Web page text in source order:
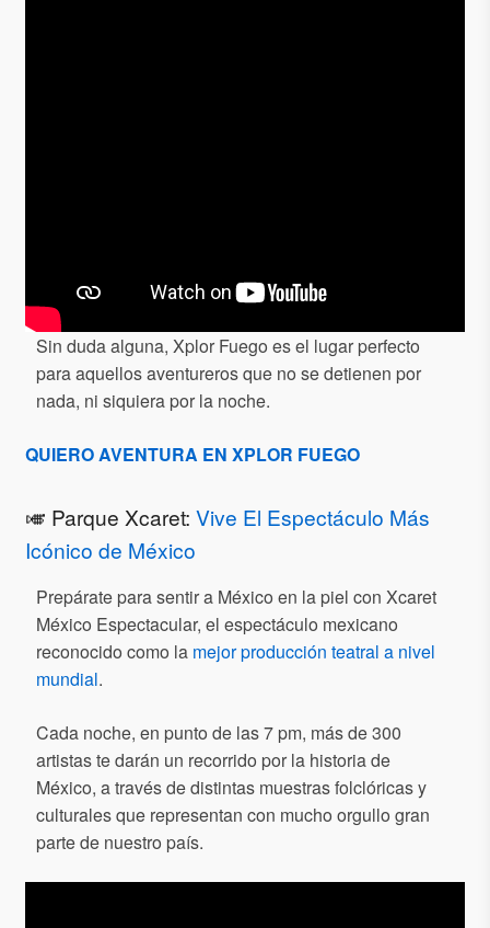
Sin duda alguna, Xplor Fuego es el lugar perfecto
para aquellos aventureros que no se detienen por
nada, ni siquiera por la noche.
QUIERO AVENTURA EN XPLOR FUEGO
🎺 Parque Xcaret: Vive El Espectáculo Más
Icónico de México
Prepárate para sentir a México en la piel con Xcaret
México Espectacular, el espectáculo mexicano
reconocido como la mejor producción teatral a nivel
mundial.
Cada noche, en punto de las 7 pm, más de 300
artistas te darán un recorrido por la historia de
México, a través de distintas muestras folclóricas y
culturales que representan con mucho orgullo gran
parte de nuestro país.